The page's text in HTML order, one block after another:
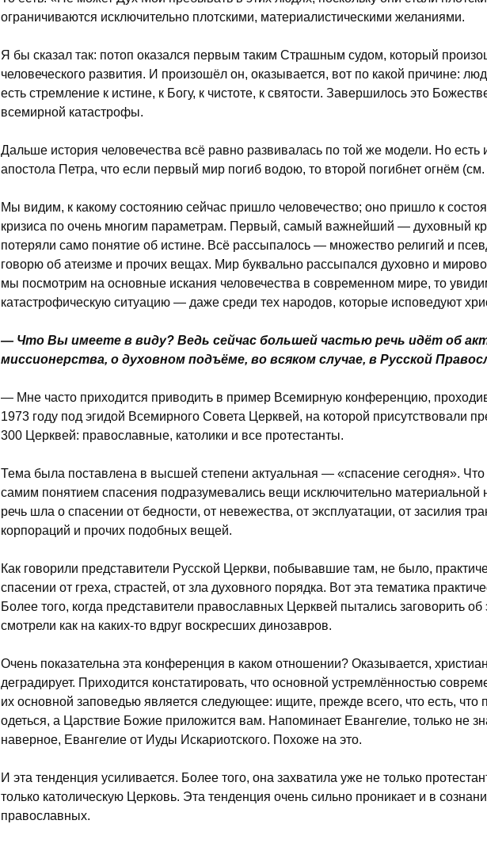
ограничиваются исключительно плотскими, материалистическими желаниями.
Я бы сказал так: потоп оказался первым таким Страшным судом, который
человеческого развития. И произошёл он, оказывается, вот по какой причине:
есть стремление к истине, к Богу, к чистоте, к святости. Завершилось это
всемирной катастрофы.
Дальше история человечества всё равно развивалась по той же модели. Но есть
апостола Петра, что если первый мир погиб водою, то второй погибнет огнём (см.
Мы видим, к какому состоянию сейчас пришло человечество; оно пришло к
кризиса по очень многим параметрам. Первый, самый важнейший — духовный
потеряли само понятие об истине. Всё рассыпалось — множество религий и
говорю об атеизме и прочих вещах. Мир буквально рассыпался духовно и
мы посмотрим на основные искания человечества в современном мире, то
катастрофическую ситуацию — даже среди тех народов, которые исповедуют
— Что Вы имеете в виду? Ведь сейчас большей частью речь идёт об
миссионерства, о духовном подъёме, во всяком случае, в Русской
— Мне часто приходится приводить в пример Всемирную конференцию,
1973 году под эгидой Всемирного Совета Церквей, на которой присутствовали
300 Церквей: православные, католики и все протестанты.
Тема была поставлена в высшей степени актуальная — «спасение сегодня». Что
самим понятием спасения подразумевались вещи исключительно материальной
речь шла о спасении от бедности, от невежества, от эксплуатации, от засилия
корпораций и прочих подобных вещей.
Как говорили представители Русской Церкви, побывавшие там, не было,
спасении от греха, страстей, от зла духовного порядка. Вот эта тематика
Более того, когда представители православных Церквей пытались заговорить об
смотрели как на каких-то вдруг воскресших динозавров.
Очень показательна эта конференция в каком отношении? Оказывается,
деградирует. Приходится констатировать, что основной устремлённостью
их основной заповедью является следующее: ищите, прежде всего, что есть, что
одеться, а Царствие Божие приложится вам. Напоминает Евангелие, только не
наверное, Евангелие от Иуды Искариотского. Похоже на это.
И эта тенденция усиливается. Более того, она захватила уже не только
только католическую Церковь. Эта тенденция очень сильно проникает и в
православных.